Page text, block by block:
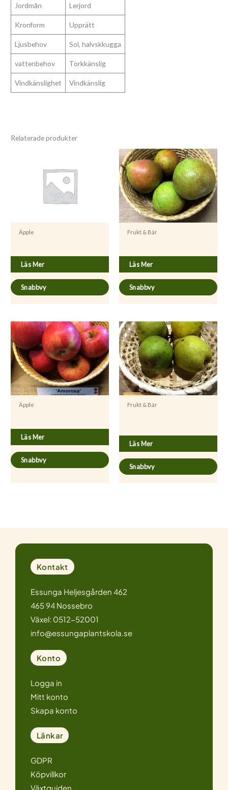
Jordmån Lerjord
Kronform Upprätt
Ljusbehov Sol, halvskkugga
vattenbehov Torkkänslig
Vindkänslighet Vindkänslig
Relaterade produkter
Äpple
Läs Mer
Snabbvy
Frukt & Bär
Läs Mer
Snabbvy
Äpple
Läs Mer
Snabbvy
Frukt & Bär
Läs Mer
Snabbvy
Kontakt
Essunga Heljesgården 462
465 94 Nossebro
Växel: 0512-52001
info@essungaplantskola.se
Konto
Logga in
Mitt konto
Skapa konto
Länkar
GDPR
Köpvillkor
Växtguiden